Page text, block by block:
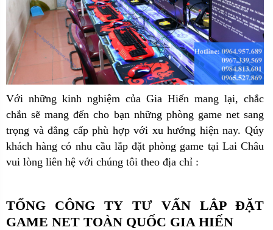
Với những kinh nghiệm của Gia Hiến mang lại, chắc
chắn sẽ mang đến cho bạn những phòng game net sang
trọng và đẳng cấp phù hợp với xu hướng hiện nay. Qúy
khách hàng có nhu cầu lắp đặt phòng game tại Lai Châu
vui lòng liên hệ với chúng tôi theo địa chỉ :
TỔNG CÔNG TY TƯ VẤN LẮP ĐẶT
GAME NET TOÀN QUỐC GIA HIẾN